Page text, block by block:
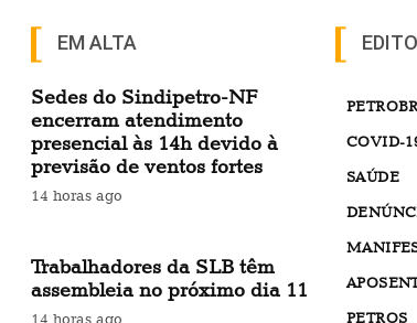
EM ALTA
Sedes do Sindipetro-NF
encerram atendimento
presencial às 14h devido à
previsão de ventos fortes
14 horas ago
Trabalhadores da SLB têm
assembleia no próximo dia 11
14 horas ago
COVID-
SAÚDE
PETROS